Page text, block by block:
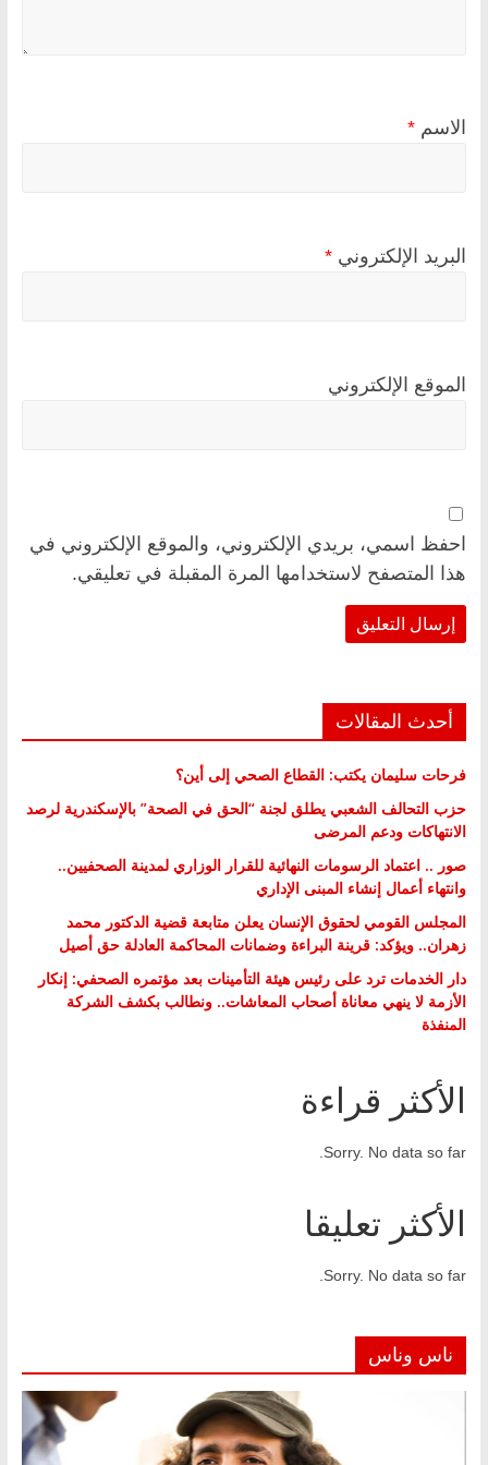
الاسم *
البريد الإلكتروني *
الموقع الإلكتروني
احفظ اسمي، بريدي الإلكتروني، والموقع الإلكتروني في
هذا المتصفح لاستخدامها المرة المقبلة في تعليقي.
أحدث المقالات
فرحات سليمان يكتب: القطاع الصحي إلى أين؟
حزب التحالف الشعبي يطلق لجنة “الحق في الصحة” بالإسكندرية لرصد
الانتهاكات ودعم المرضى
صور .. اعتماد الرسومات النهائية للقرار الوزاري لمدينة الصحفيين..
وانتهاء أعمال إنشاء المبنى الإداري
المجلس القومي لحقوق الإنسان يعلن متابعة قضية الدكتور محمد
زهران.. ويؤكد: قرينة البراءة وضمانات المحاكمة العادلة حق أصيل
دار الخدمات ترد على رئيس هيئة التأمينات بعد مؤتمره الصحفي: إنكار
الأزمة لا ينهي معاناة أصحاب المعاشات.. ونطالب بكشف الشركة
المنفذة
الأكثر قراءة
Sorry. No data so far.
الأكثر تعليقا
Sorry. No data so far.
ناس وناس